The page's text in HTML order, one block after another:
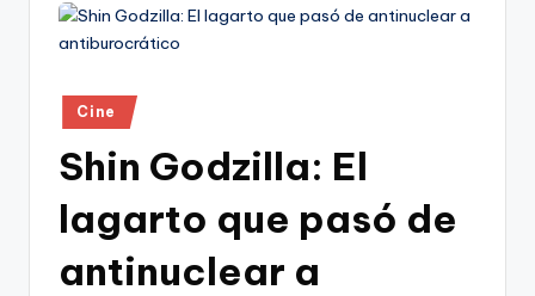
Publicado
en
Cine
Shin Godzilla: El
lagarto que pasó de
antinuclear a